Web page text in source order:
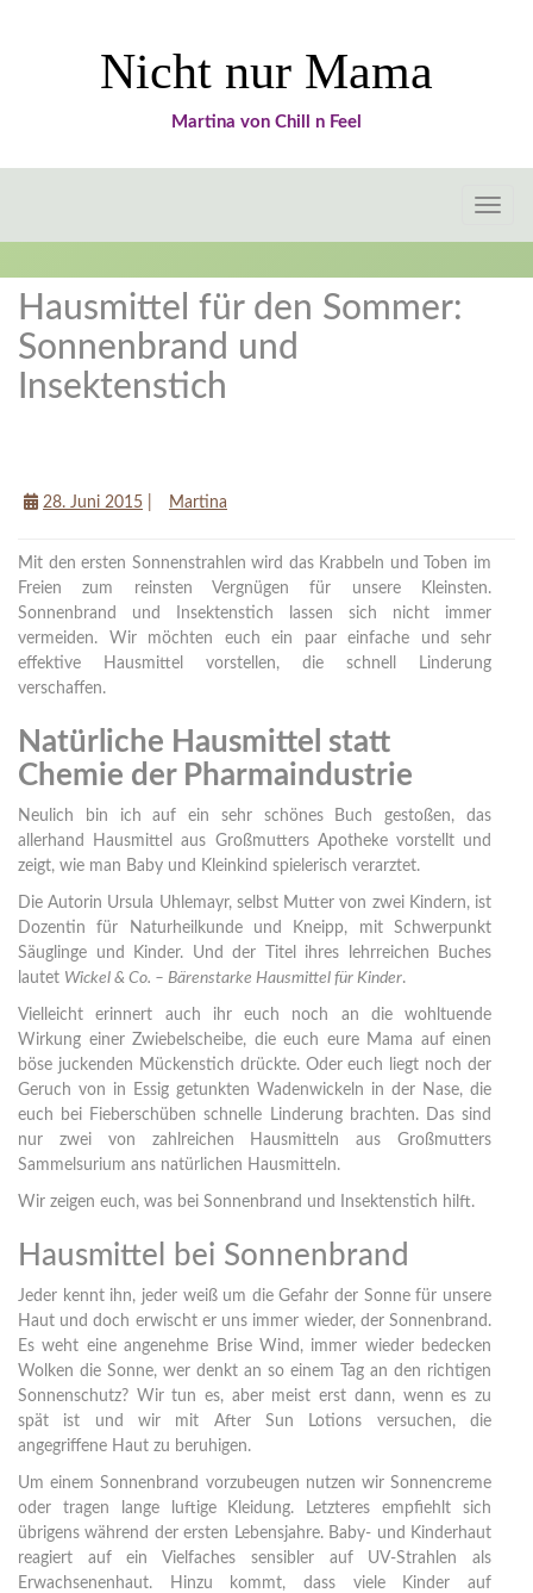
Nicht nur Mama
Martina von Chill n Feel
Toggle
Hausmittel für den Sommer:
Sonnenbrand und
Insektenstich
28. Juni 2015 Martina
Mit den ersten Sonnenstrahlen wird das Krabbeln und Toben im
Freien zum reinsten Vergnügen für unsere Kleinsten.
Sonnenbrand und Insektenstich lassen sich nicht immer
vermeiden. Wir möchten euch ein paar einfache und sehr
effektive Hausmittel vorstellen, die schnell Linderung
verschaffen.
Natürliche Hausmittel statt
Chemie der Pharmaindustrie
Neulich bin ich auf ein sehr schönes Buch gestoßen, das
allerhand Hausmittel aus Großmutters Apotheke vorstellt und
zeigt, wie man Baby und Kleinkind spielerisch verarztet.
Die Autorin Ursula Uhlemayr, selbst Mutter von zwei Kindern, ist
Dozentin für Naturheilkunde und Kneipp, mit Schwerpunkt
Säuglinge und Kinder. Und der Titel ihres lehrreichen Buches
lautet Wickel & Co. – Bärenstarke Hausmittel für Kinder.
Vielleicht erinnert auch ihr euch noch an die wohltuende
Wirkung einer Zwiebelscheibe, die euch eure Mama auf einen
böse juckenden Mückenstich drückte. Oder euch liegt noch der
Geruch von in Essig getunkten Wadenwickeln in der Nase, die
euch bei Fieberschüben schnelle Linderung brachten. Das sind
nur zwei von zahlreichen Hausmitteln aus Großmutters
Sammelsurium ans natürlichen Hausmitteln.
Wir zeigen euch, was bei Sonnenbrand und Insektenstich hilft.
Hausmittel bei Sonnenbrand
Jeder kennt ihn, jeder weiß um die Gefahr der Sonne für unsere
Haut und doch erwischt er uns immer wieder, der Sonnenbrand.
Es weht eine angenehme Brise Wind, immer wieder bedecken
Wolken die Sonne, wer denkt an so einem Tag an den richtigen
Sonnenschutz? Wir tun es, aber meist erst dann, wenn es zu
spät ist und wir mit After Sun Lotions versuchen, die
angegriffene Haut zu beruhigen.
Um einem Sonnenbrand vorzubeugen nutzen wir Sonnencreme
oder tragen lange luftige Kleidung. Letzteres empfiehlt sich
übrigens während der ersten Lebensjahre. Baby- und Kinderhaut
reagiert auf ein Vielfaches sensibler auf UV-Strahlen als
Erwachsenenhaut. Hinzu kommt, dass viele Kinder auf